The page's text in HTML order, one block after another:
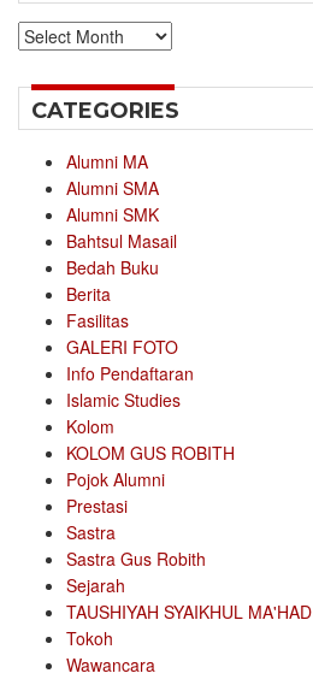
Archives
CATEGORIES
Alumni MA
Alumni SMA
Alumni SMK
Bahtsul Masail
Bedah Buku
Berita
Fasilitas
GALERI FOTO
Info Pendaftaran
Islamic Studies
Kolom
KOLOM GUS ROBITH
Pojok Alumni
Prestasi
Sastra
Sastra Gus Robith
Sejarah
TAUSHIYAH SYAIKHUL MA'HAD
Tokoh
Wawancara